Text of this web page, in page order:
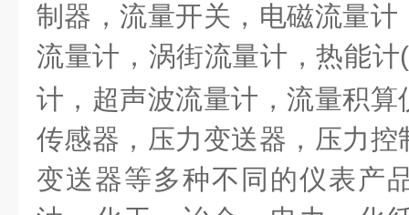
制器，流量开关，电磁流量
流量计，涡街流量计，热能计(
计，超声波流量计，流量积
传感器，压力变送器，压力
变送器等多种不同的仪表产